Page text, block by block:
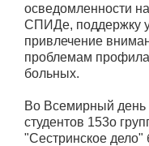
осведомленности
СПИДе, поддержку
привлечение
проблемам
больных.
Во Всемирный
студентов 153о
"Сестринское дело"